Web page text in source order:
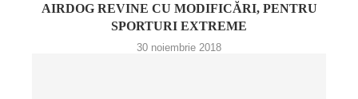
AIRDOG REVINE CU MODIFICĂRI, PENTRU
SPORTURI EXTREME
30 noiembrie 2018